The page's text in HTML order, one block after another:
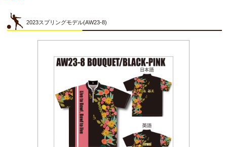
2023スプリングモデル(AW23-8)